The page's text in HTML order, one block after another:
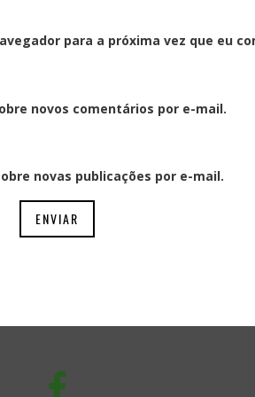
para a próxima vez que eu
novos comentários por e-mail.
novas publicações por e-mail.